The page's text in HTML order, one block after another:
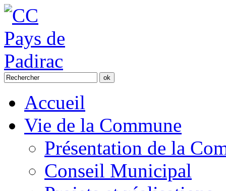
Accueil
Vie de la Commune
Présentation de la
Conseil Municipal